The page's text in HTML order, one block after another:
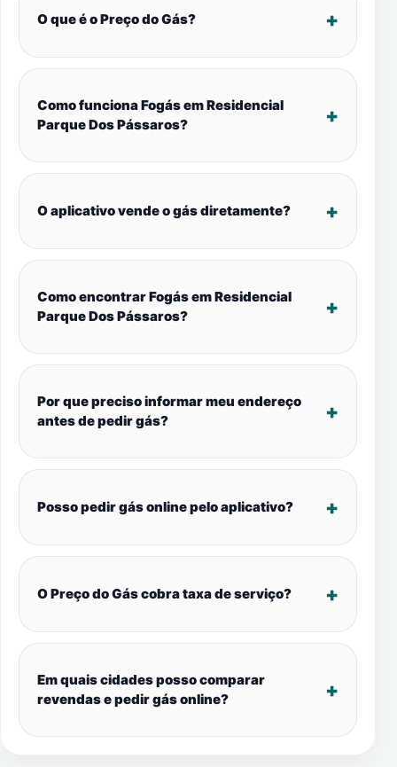
O que é o Preço do Gás?
Como funciona Fogás em Residencial
Parque Dos Pássaros?
O aplicativo vende o gás diretamente?
Como encontrar Fogás em Residencial
Parque Dos Pássaros?
Por que preciso informar meu endereço
antes de pedir gás?
Posso pedir gás online pelo aplicativo?
O Preço do Gás cobra taxa de serviço?
Em quais cidades posso comparar
revendas e pedir gás online?